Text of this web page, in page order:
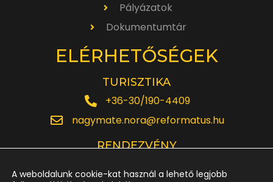
Pályázatok
Dokumentumtár
ELÉRHETŐSÉGEK
TURISZTIKA
+36-30/190-4409
nagymate.nora@reformatus.hu
RENDEZVÉNY
A weboldalunk cookie-kat használ a lehető legjobb